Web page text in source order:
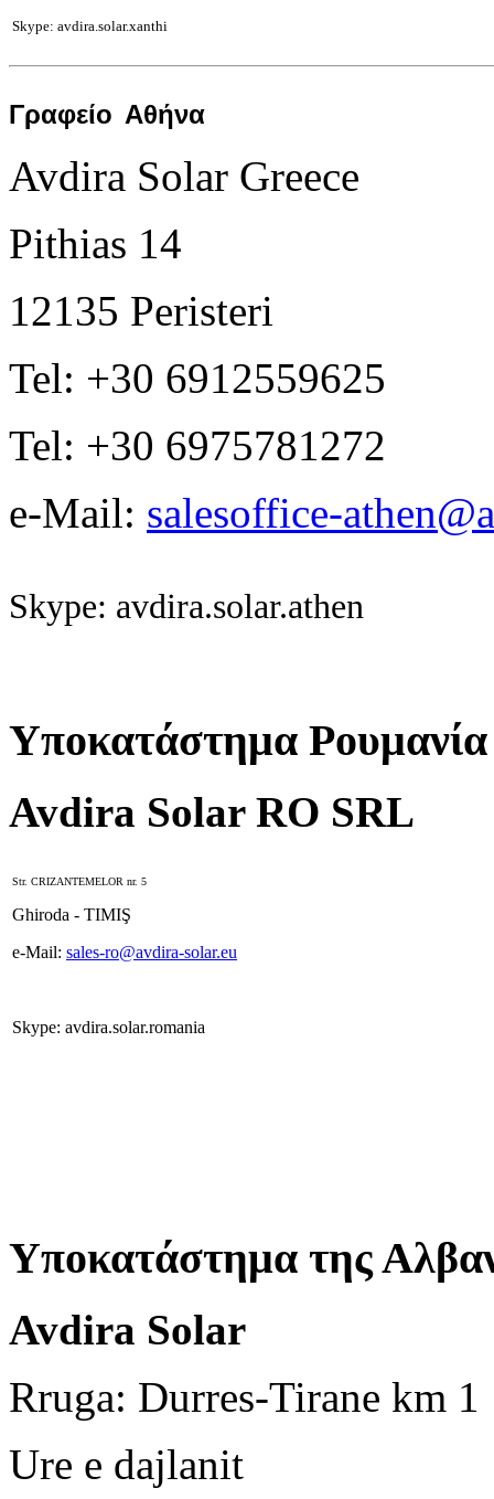
Skype: avdira.solar.xanthi
Γραφείο Αθήνα
Avdira Solar Greece
Pithias 14
12135 Peristeri
Tel: +30 6912559625
Tel: +30 6975781272
e-Mail: salesoffice-
Skype: avdira.solar.athen
Υποκατάστημα Ρουμανία
Avdira Solar RO SRL
Str. CRIZANTEMELOR nr. 5
Ghiroda - TIMIŞ
e-Mail: sales-ro@avdira-solar.eu
Skype: avdira.solar.romania
Υποκατάστημα της
Avdira Solar
Rruga: Durres-Tirane km 1
Ure e dajlanit